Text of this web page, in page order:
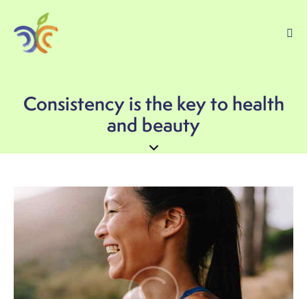
Consistency is the key to health
and beauty